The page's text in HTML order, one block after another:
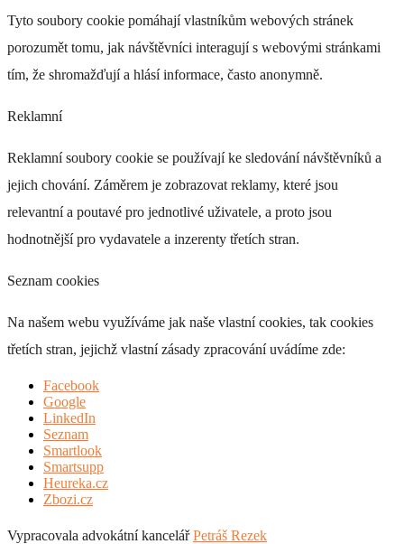
Tyto soubory cookie pomáhají vlastníkům webových stránek
porozumět tomu, jak návštěvníci interagují s webovými stránkami
tím, že shromažďují a hlásí informace, často anonymně.
Reklamní
Reklamní soubory cookie se používají ke sledování návštěvníků a
jejich chování. Záměrem je zobrazovat reklamy, které jsou
relevantní a poutavé pro jednotlivé uživatele, a proto jsou
hodnotnější pro vydavatele a inzerenty třetích stran.
Seznam cookies
Na našem webu využíváme jak naše vlastní cookies, tak cookies
třetích stran, jejichž vlastní zásady zpracování uvádíme zde:
Facebook
Google
LinkedIn
Seznam
Smartlook
Smartsupp
Heureka.cz
Zbozi.cz
Vypracovala advokátní kancelářPetráš Rezek